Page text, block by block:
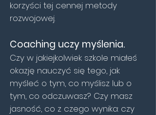
korzyści tej cennej metody
rozwojowej.
Coaching uczy myślenia.
Czy w jakiejkolwiek szkole miałeś
okazję nauczyć się tego, jak
myśleć o tym, co myślisz lub o
tym, co odczuwasz? Czy masz
jasność, co z czego wynika: czy